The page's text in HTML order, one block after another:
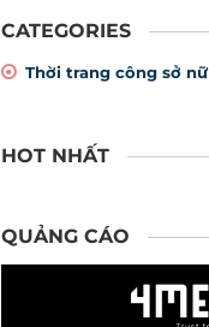
CATEGORIES
Thời trang công sở nữ
HOT NHẤT
QUẢNG CÁO